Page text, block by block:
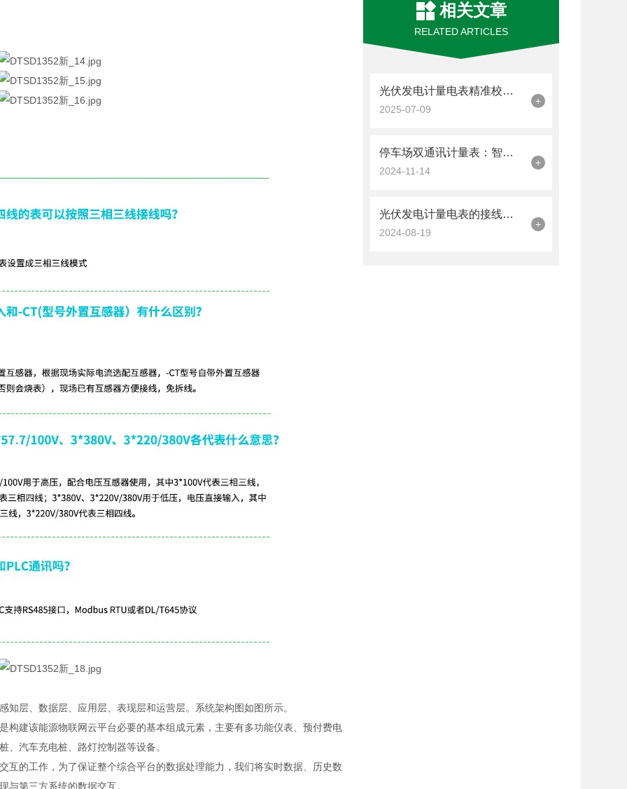
相关文章
RELATED ARTICLES
光伏发电计量电表精准校验周期守护绿色能源“公平秤”
2025-07-09
+
停车场双通讯计量表：智能化管理的关键设备
2024-11-14
+
光伏发电计量电表的接线指南
2024-08-19
+
层、数据层、应用层、表现层和运营层。系统架构图如图所示。
构建该能源物联网云平台必要的基本组成元素，主要有多功能仪表、预付费电
、汽车充电桩、路灯控制器等设备。
互的工作，为了保证整个综合平台的数据处理能力，我们将实时数据、历史数
与第三方系统的数据交互。